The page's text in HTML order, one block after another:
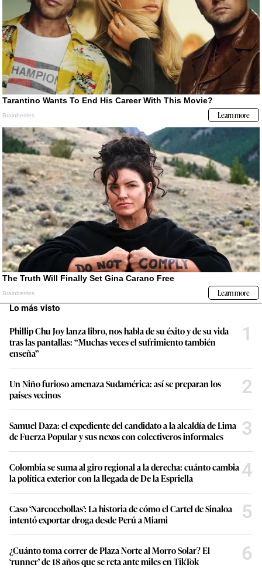
Lo más visto
Phillip Chu Joy lanza libro, nos habla de su éxito y de su vida
tras las pantallas: “Muchas veces el sufrimiento también
enseña”
1
Un Niño furioso amenaza Sudamérica: así se preparan los
países vecinos
2
Samuel Daza: el expediente del candidato a la alcaldía de Lima
de Fuerza Popular y sus nexos con colectiveros informales
3
Colombia se suma al giro regional a la derecha: cuánto cambia
la política exterior con la llegada de De la Espriella
4
Caso ‘Narcocebollas’: La historia de cómo el Cartel de Sinaloa
intentó exportar droga desde Perú a Miami
5
¿Cuánto toma correr de Plaza Norte al Morro Solar? El
‘runner’ de 18 años que se reta ante miles en TikTok
6